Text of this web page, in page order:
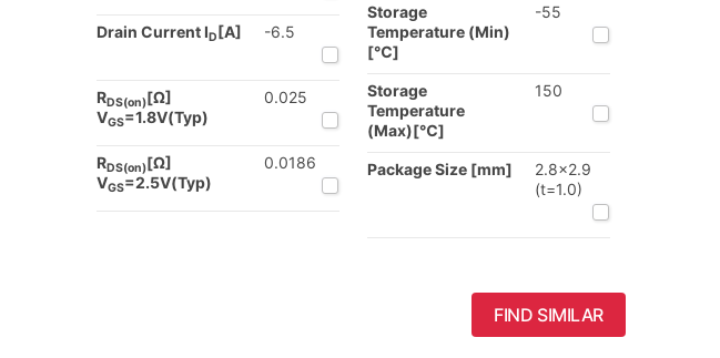
Drain Current ID[A] -6.5
RDS(on)[Ω]
VGS=1.8V(Typ)
0.025
RDS(on)[Ω]
VGS=2.5V(Typ)
0.0186
Storage
Temperature (Min)
[℃]
-55
Storage
Temperature
(Max)[℃]
150
Package Size [mm]
2.8x2.9
(t=1.0)
FIND SIMILAR